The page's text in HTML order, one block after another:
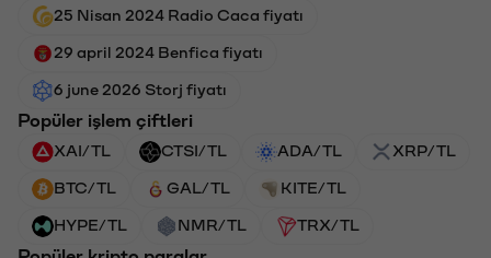
25 Nisan 2024 Radio Caca fiyatı
29 april 2024 Benfica fiyatı
6 june 2026 Storj fiyatı
Popüler işlem çiftleri
XAI/TL CTSI/TL ADA/TL XRP/TL
BTC/TL GAL/TL KITE/TL
HYPE/TL NMR/TL TRX/TL
Popüler kripto paralar